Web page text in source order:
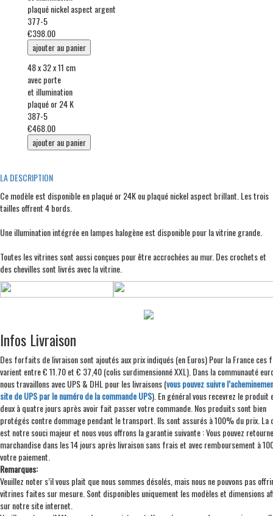
plaqué nickel aspect argent
377-5
€398.00
48 x 32 x 11 cm
avec porte
et illumination
plaqué or 24 K
387-5
€468.00
LA DESCRIPTION
Ce modèle est disponible en plaqué or 24K ou plaqué nickel aspect brillant. Les trois
tailles offrent 4 bords.
Une illumination intégrée en lampes halogène est disponible pour la vitrine grande.
Toutes les vitrines sont aussi conçues pour être accrochées au mur. Des crochets et
des chevilles sont livrés avec la vitrine.
Infos Livraison
Des forfaits de livraison sont ajoutés aux prix indiqués (en Euros) Pour la France
varient entre € 11.70 et € 37,40 (colis surdimensionné XXL). Dans la communauté
nous travaillons avec UPS & DHL pour les livraisons (vous pouvez suivre
site de UPS par le numéro de la commande UPS). En général vous recevrez le produit
deux à quatre jours après avoir fait passer votre commande. Nos produits sont bien
protégés contre dommage pendant le transport. Ils sont assurés à 100% du prix. La
est notre souci majeur et nous vous offrons la garantie suivante : Vous pouvez
marchandise dans les 14 jours après livraison sans frais et avec remboursement à
votre paiement.
Remarques:
Veuillez noter s’il vous plait que nous sommes désolés, mais nous ne pouvons pas
vitrines faites sur mesure. Sont disponibles uniquement les modèles et dimensions
sur notre site internet.